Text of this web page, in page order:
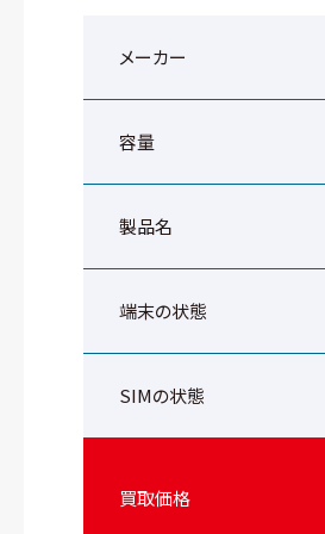
メーカー
容量
製品名
端末の状態
SIMの状態
買取価格